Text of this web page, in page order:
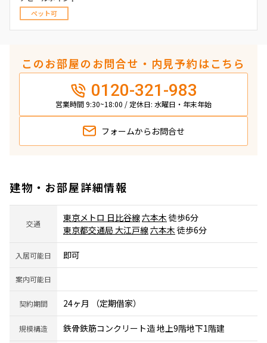
ペット可
このお部屋のお問合せ・内見予約はこちら
0120-321-983
営業時間 9:30~18:00 / 定休日: 水曜日・年末年始
フォームから お問合せ
建物・お部屋詳細情報
交通
東京メトロ 日比谷線六本木 徒歩6分
東京都交通局 大江戸線六本木 徒歩6分
入居可能日 即可
案内可能日
契約期間 24ヶ月 （定期借家）
規模構造 鉄骨鉄筋コンクリート造 地上9階地下1階建